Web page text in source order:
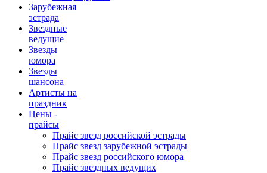
Зарубежная
эстрада
Звездные
ведущие
Звезды
юмора
Звезды
шансона
Артисты на
праздник
Цены -
прайсы
Прайс звезд российской эстрады
Прайс звезд зарубежной эстрады
Прайс звезд российского юмора
Прайс звездных ведущих